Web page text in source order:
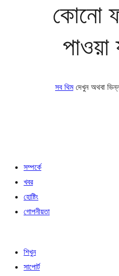
কোনো
পাওয়া
সব থিমদেখুন অথবা
সম্পর্কে
খবর
হোষ্টিং
গোপনীয়তা
শিখুন
সাপোর্ট